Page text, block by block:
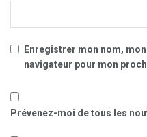
Enregistrer mon nom,
navigateur pour mon
Prévenez-moi de tous les